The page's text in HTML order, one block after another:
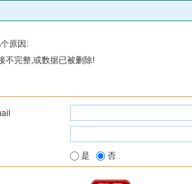
原因:
不完整,或数据已被删除!
是 否